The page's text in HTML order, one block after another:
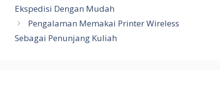
Ekspedisi Dengan Mudah
Pengalaman Memakai Printer Wireless
Sebagai Penunjang Kuliah